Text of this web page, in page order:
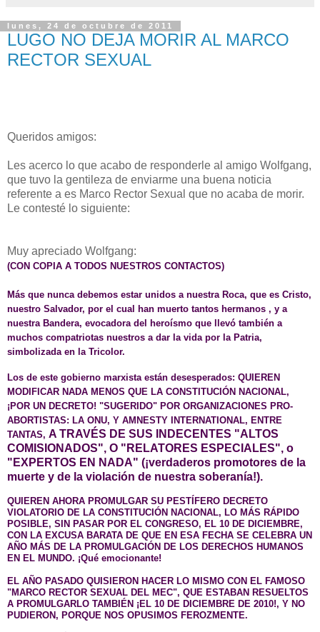
lunes, 24 de octubre de 2011
LUGO NO DEJA MORIR AL MARCO
RECTOR SEXUAL
Queridos amigos:
Les acerco lo que acabo de responderle al amigo Wolfgang,
que tuvo la gentileza de enviarme una buena noticia
referente a es Marco Rector Sexual que no acaba de morir.
Le contesté lo siguiente:
Muy apreciado Wolfgang:
(CON COPIA A TODOS NUESTROS CONTACTOS)
Más que nunca debemos estar unidos a nuestra Roca, que es Cristo,
nuestro Salvador, por el cual han muerto tantos hermanos , y a
nuestra Bandera, evocadora del heroísmo que llevó también a
muchos compatriotas nuestros a dar la vida por la Patria,
simbolizada en la Tricolor.
Los de este gobierno marxista están desesperados: QUIEREN
MODIFICAR NADA MENOS QUE LA CONSTITUCIÓN NACIONAL,
¡POR UN DECRETO! "SUGERIDO" POR ORGANIZACIONES PRO-
ABORTISTAS: LA ONU, Y AMNESTY INTERNATIONAL, ENTRE
TANTAS, A TRAVÉS DE SUS INDECENTES "ALTOS
COMISIONADOS", O "RELATORES ESPECIALES", o
"EXPERTOS EN NADA" (¡verdaderos promotores de la
muerte y de la violación de nuestra soberanía!).
QUIEREN AHORA PROMULGAR SU PESTÍFERO DECRETO
VIOLATORIO DE LA CONSTITUCIÓN NACIONAL, LO MÁS RÁPIDO
POSIBLE, SIN PASAR POR EL CONGRESO, EL 10 DE DICIEMBRE,
CON LA EXCUSA BARATA DE QUE EN ESA FECHA SE CELEBRA UN
AÑO MÁS DE LA PROMULGACIÓN DE LOS DERECHOS HUMANOS
EN EL MUNDO. ¡Qué emocionante!
EL AÑO PASADO QUISIERON HACER LO MISMO CON EL FAMOSO
"MARCO RECTOR SEXUAL DEL MEC", QUE ESTABAN RESUELTOS
A PROMULGARLO TAMBIÉN ¡EL 10 DE DICIEMBRE DE 2010!, Y NO
PUDIERON, PORQUE NOS OPUSIMOS FEROZMENTE.